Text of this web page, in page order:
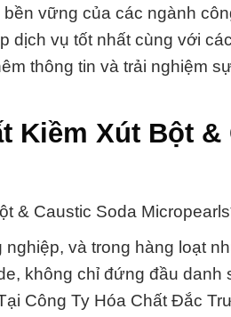
vững của các ngành
dịch vụ tốt nhất cùng với
thông tin và trải nghiệm
Kiềm Xút Bột &
& Caustic Soda
và trong hàng loạt
không chỉ đứng đầu danh
Công Ty Hóa Chất Đắc